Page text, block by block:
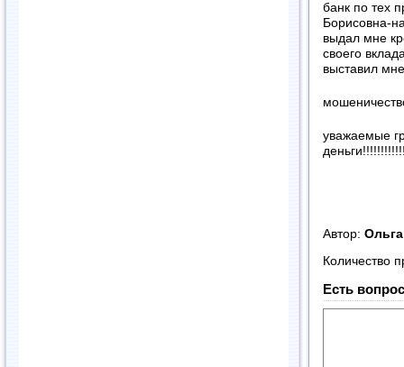
банк по тех
Борисовна-
выдал мне
своего
выставил
уважаемые
Автор:
Количество
Есть